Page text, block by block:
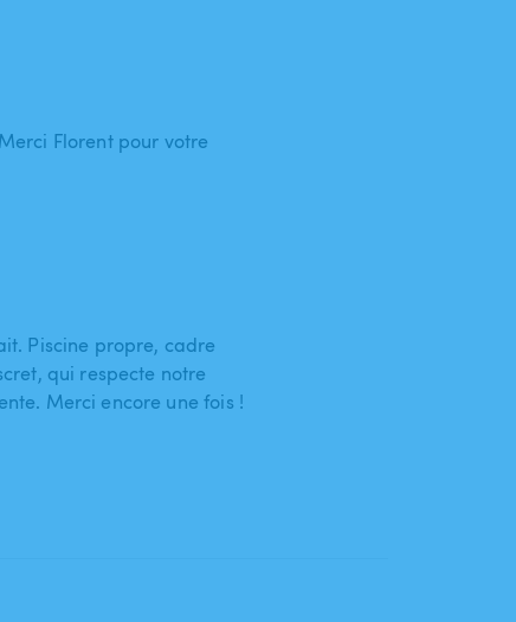
Florent pour votre
Piscine propre, cadre
qui respecte notre
Merci encore une fois !